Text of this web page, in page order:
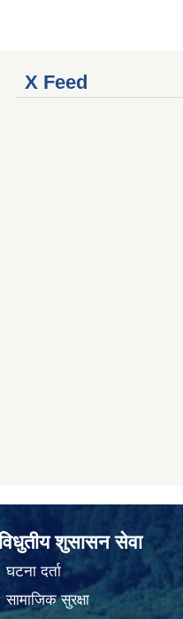
X Feed
शुसासन सेवा
घटना दर्ता
सामाजिक सुरक्षा